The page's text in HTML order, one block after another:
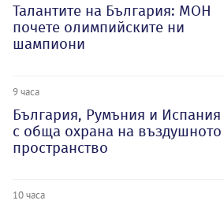
Талантите на България: МОН
почете олимпийските ни
шампиони
9 часа
България, Румъния и Испания
с обща охрана на въздушното
пространство
10 часа